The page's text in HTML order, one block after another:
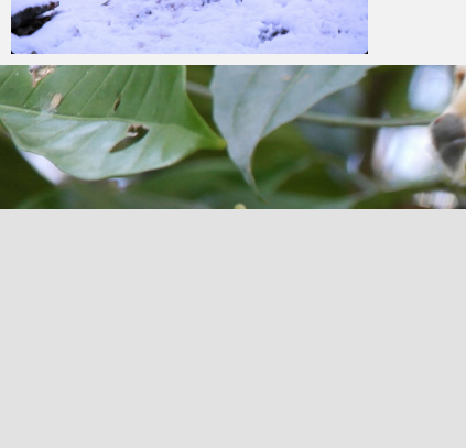
admin 13 november 2020